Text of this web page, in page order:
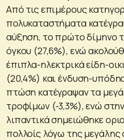
Από τις επιμέρους
πολυκαταστήματα
αύξηση, το πρώτο δίμηνο
όγκου (27,6%), ενώ
έπιπλα-ηλεκτρικά είδη-
(20,4%) και ένδυση-
πτώση κατέγραψαν τα
τροφίμων (-3,3%), ενώ
λιπαντικά σημειώθηκε
πολλοίς λόγω της μεγάλης